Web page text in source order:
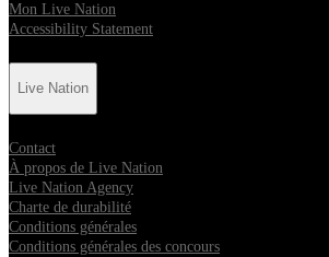
Mon Live Nation
Accessibility Statement
Live Nation
Contact
À propos de Live Nation
Live Nation Agency
Charte de durabilité
Conditions générales
Conditions générales des concours